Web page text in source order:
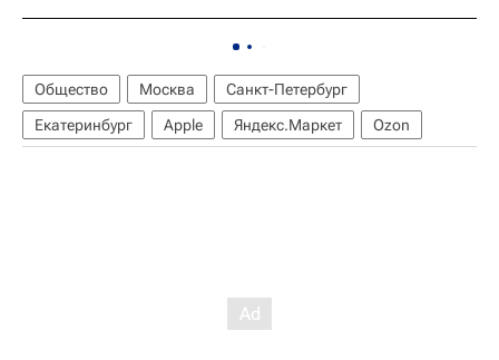
Общество Москва
Санкт-Петербург
Екатеринбург
Apple Яндекс.Маркет Ozon